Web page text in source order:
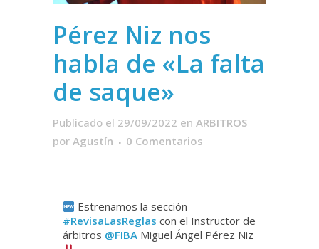
Pérez Niz nos
habla de «La falta
de saque»
Publicado el 29/09/2022 en ARBITROS
por Agustín 0 Comentarios
Estrenamos la sección
#RevisaLasReglas con el Instructor de
árbitros @FIBA Miguel Ángel Pérez Niz